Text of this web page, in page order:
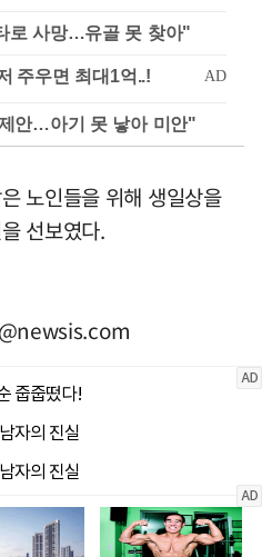
로 사망…유골 못 찾아"
안…아기 못 낳아 미안"
노인들을 위해 생일상을
선보였다.